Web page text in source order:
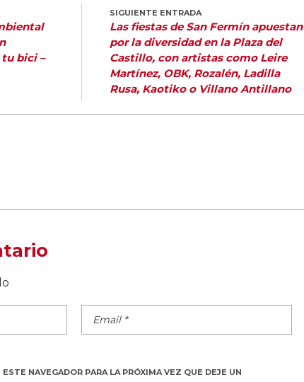
tu bici –
SIGUIENTE ENTRADA
Las fiestas de San Fermín apuestan
por la diversidad en la Plaza del
Castillo, con artistas como Leire
Martínez, OBK, Rozalén, Ladilla
Rusa, Kaotiko o Villano Antillano
NAVEGADOR PARA LA PRÓXIMA VEZ QUE DEJE UN